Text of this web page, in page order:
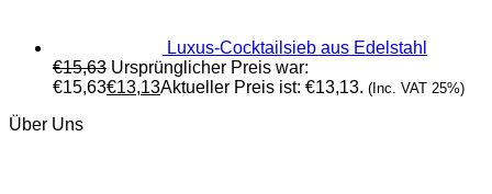
Luxus-Cocktailsieb aus Edelstahl
€15,63 Ursprünglicher Preis war:
€15,63€13,13Aktueller Preis ist: €13,13. (Inc. VAT 25%)
Über Uns